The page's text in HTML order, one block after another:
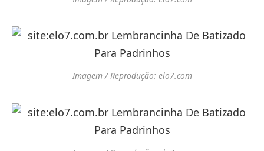
Imagem / Reprodução: elo7.com